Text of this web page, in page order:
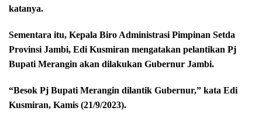
katanya.
Sementara itu, Kepala Biro Administrasi Pimpinan Setda
Provinsi Jambi, Edi Kusmiran mengatakan pelantikan Pj
Bupati Merangin akan dilakukan Gubernur Jambi.
“Besok Pj Bupati Merangin dilantik Gubernur,” kata Edi
Kusmiran, Kamis (21/9/2023).